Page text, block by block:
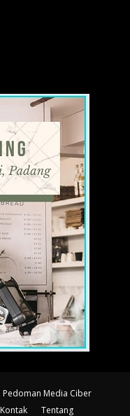
Pedoman Media Ciber
Kontak Tentang